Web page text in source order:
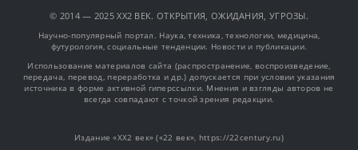
© 2014 — 2025 XX2 ВЕК. ОТКРЫТИЯ, ОЖИДАНИЯ, УГРОЗЫ.
Научно-популярный портал. Наука, техника, технологии, медицина,
футурология, социальные тенденции. Новости и публикации.
Использование материалов сайта (распространение, воспроизведение,
передача, перевод, переработка и др.) допускается при условии указания
источника в форме активной гиперссылки. Мнения и взгляды авторов не
всегда совпадают с точкой зрения редакции.
Издание «XX2 век» («22 век», https://22century.ru)